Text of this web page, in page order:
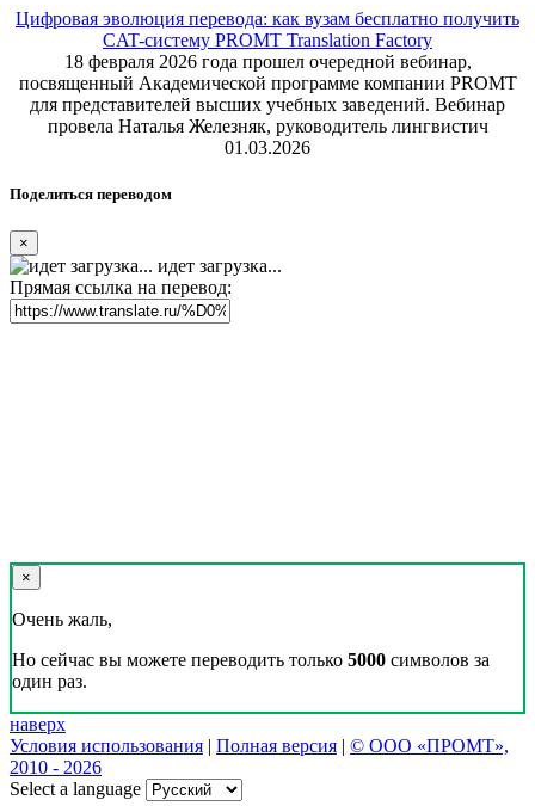
Цифровая эволюция перевода: как вузам бесплатно получить
CAT-систему PROMT Translation Factory
18 февраля 2026 года прошел очередной вебинар,
посвященный Академической программе компании PROMT
для представителей высших учебных заведений. Вебинар
провела Наталья Железняк, руководитель лингвистич
01.03.2026
Поделиться переводом
×
идет загрузка...
Прямая ссылка на перевод:
×
Очень жаль,
Но сейчас вы можете переводить только 5000 символов за
один раз.
наверх
Условия использования | Полная версия | © ООО «ПРОМТ»,
2010 - 2026
Select a language